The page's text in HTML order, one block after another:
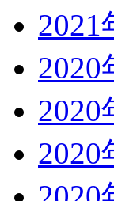
2021
2020
2020
2020